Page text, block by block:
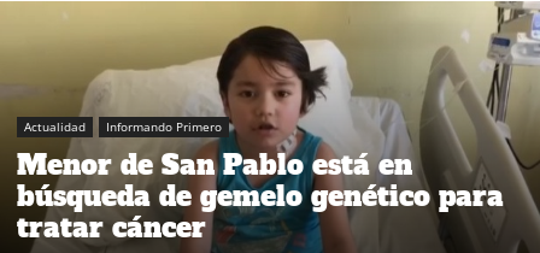
Actualidad Informando Primero
Menor de San Pablo está en
búsqueda de gemelo genético para
tratar cáncer